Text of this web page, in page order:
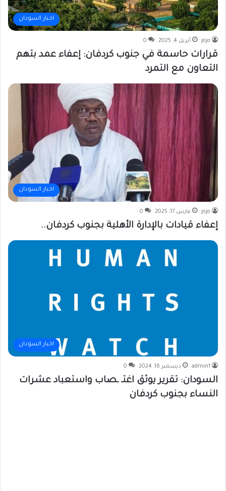
اخبار السودان
jojo أبريل 4, 2025 0
قرارات حاسمة في جنوب كردفان: إعفاء عمد بتهم
التعاون مع التمرد
اخبار السودان
jojo مارس 17, 2025 0
إعفاء قيادات بالإدارة الأهلية بجنوب كردفان..
اخبار السودان
admin1 ديسمبر 16, 2024 0
السودان: تقرير يوثق اغتـ ـصاب واستعباد عشرات
النساء بجنوب كردفان